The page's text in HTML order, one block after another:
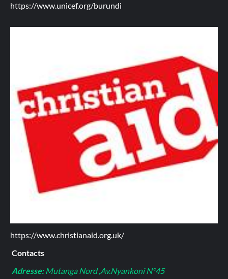
https://www.unicef.org/burundi
https://www.christianaid.org.uk/
Contacts
Adresse:Mutanga Nord ,Av.Nyankoni N°45